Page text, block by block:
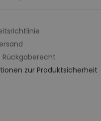
Rückgaberecht
zur Produktsicherheit